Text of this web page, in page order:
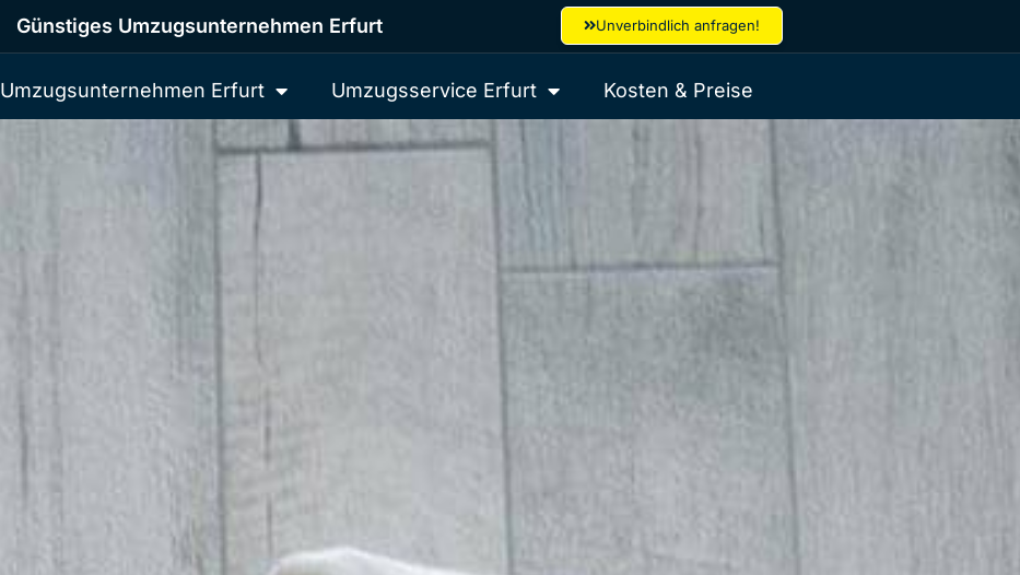
Günstiges Umzugsunternehmen Erfurt Unverbindlich anfragen!
Umzugsunternehmen Erfurt Umzugsservice Erfurt Kosten & Preise